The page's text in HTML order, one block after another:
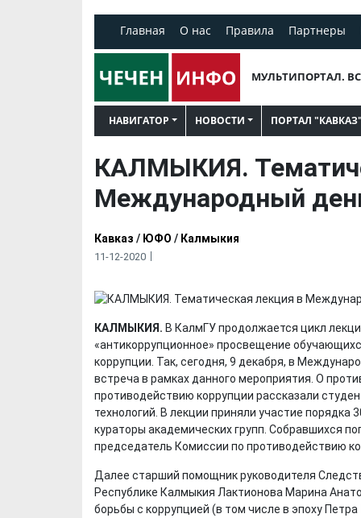
Главная О нас Правила Партнеры
МУЛЬТИПОРТАЛ.
НАВИГАТОР НОВОСТИ ПОРТАЛ "КАВКАЗ"
КАЛМЫКИЯ.
Международный
Кавказ / ЮФО / Калмыкия
11-12-2020
КАЛМЫКИЯ. В КалмГУ продолжается цикл
«антикоррупционное» просвещение
коррупции. Так, сегодня, 9 декабря, в
встреча в рамках данного мероприятия. О
противодействию коррупции рассказали
технологий. В лекции приняли участие
кураторы академических групп. Собравшихся
председатель Комиссии по противодействию
Далее старший помощник руководителя
Республике Калмыкия Лактионова Марина
борьбы с коррупцией (в том числе в эпоху